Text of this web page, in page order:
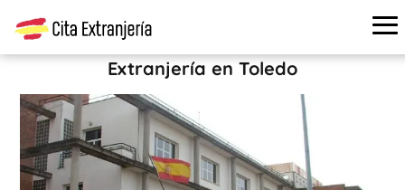
Cita extranjería › Oficinas de extranjería
Nacional Talavera de la Reina
Extranjería en Toledo